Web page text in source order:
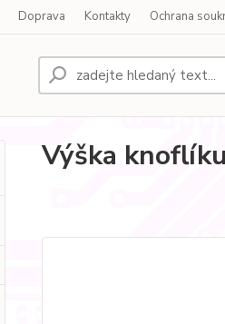
Doprava Kontakty Ochrana
Výška